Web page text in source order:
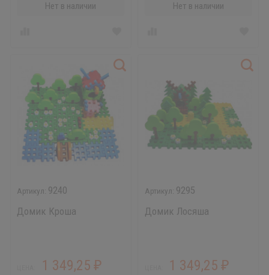
Нет в наличии Нет в наличии
9240
Домик Кроша
1 349,25 ₽
9295
Домик Лосяша
1 349,25₽